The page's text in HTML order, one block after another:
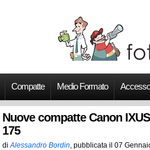
Compatte Medio Formato
Nuove compatte Canon
175
diAlessandro Bordin, pubblicata il 07